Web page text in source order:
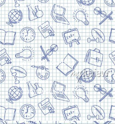
Оплата та доставка
Повернення та
обмін
Договір оферти
Політика
конфіденційності